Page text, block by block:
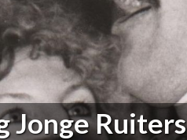
Jonge Ruiters